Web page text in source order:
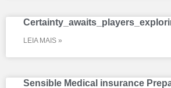
LEIA MAIS »
Sensible Medical insurance